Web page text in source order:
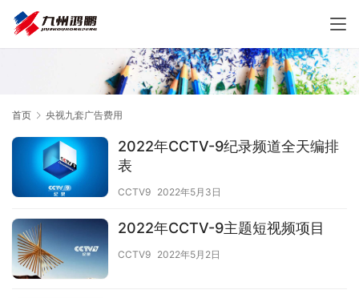
首页 央视九套广告费用
2022年CCTV-9纪录频道全天编排
表
CCTV9 2022年5月3日
2022年CCTV-9主题短视频项目
CCTV9 2022年5月2日